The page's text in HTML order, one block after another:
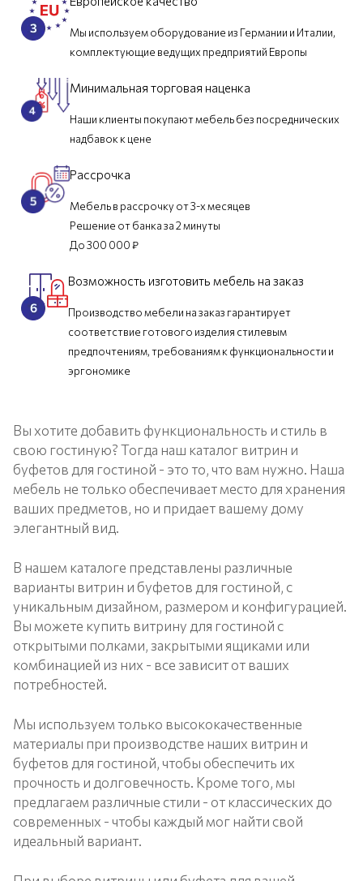
Мы используем оборудование из Германии и Италии,
комплектующие ведущих предприятий Европы
Минимальная торговая наценка
Наши клиенты покупают мебель без посреднических
надбавок к цене
Рассрочка
Мебель в рассрочку от 3-х месяцев
Решение от банка за 2 минуты
До 300 000 ₽
Возможность изготовить мебель на заказ
Производство мебели на заказ гарантирует
соответствие готового изделия стилевым
предпочтениям, требованиям к функциональности и
эргономике
Вы хотите добавить функциональность и стиль в
свою гостиную? Тогда наш каталог витрин и
буфетов для гостиной - это то, что вам нужно. Наша
мебель не только обеспечивает место для хранения
ваших предметов, но и придает вашему дому
элегантный вид.
В нашем каталоге представлены различные
варианты витрин и буфетов для гостиной, с
уникальным дизайном, размером и конфигурацией.
Вы можете купить витрину для гостиной с
открытыми полками, закрытыми ящиками или
комбинацией из них - все зависит от ваших
потребностей.
Мы используем только высококачественные
материалы при производстве наших витрин и
буфетов для гостиной, чтобы обеспечить их
прочность и долговечность. Кроме того, мы
предлагаем различные стили - от классических до
современных - чтобы каждый мог найти свой
идеальный вариант.